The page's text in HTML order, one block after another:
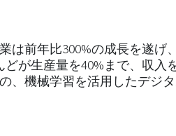
は前年比300%の成長を遂
どが生産量を40%まで、収
、機械学習を活用したデジ